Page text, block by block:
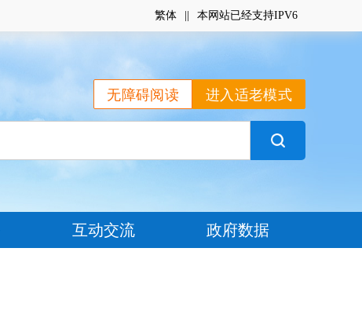
繁体 本网站已经支持IPV6
进入适老模式
无障碍阅读
互动交流 政府数据